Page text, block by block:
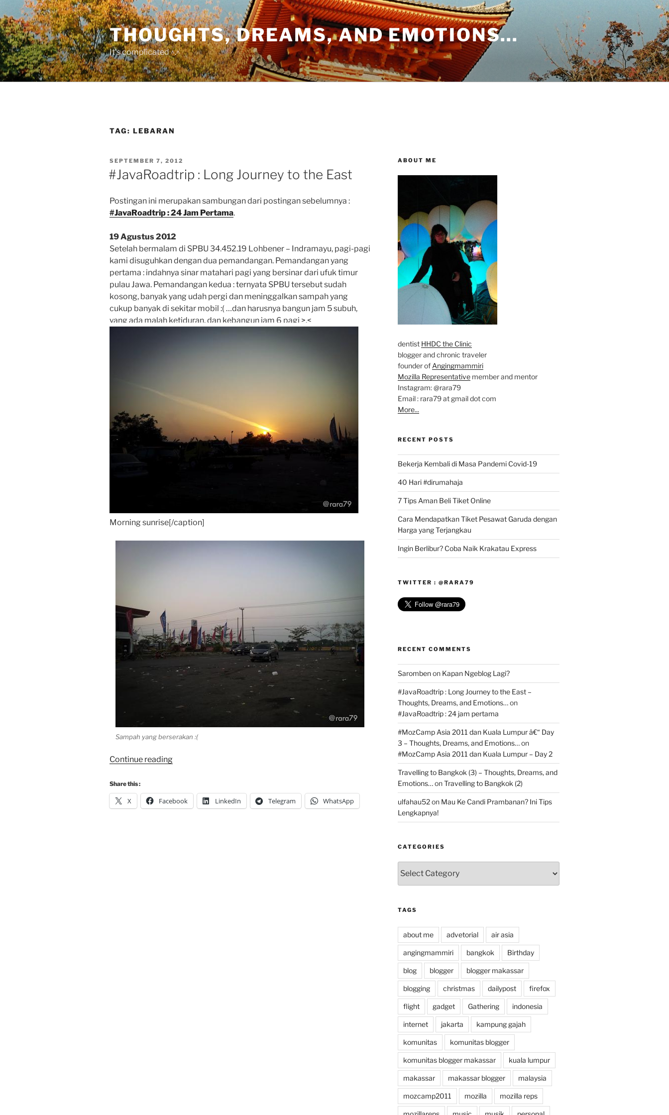
to
content
THOUGHTS, DREAMS, AND EMOTIONS…
It's complicated ^.^
TAG: LEBARAN
POSTED
ON
SEPTEMBER 7, 2012
#JavaRoadtrip : Long Journey to the East
Postingan ini merupakan sambungan dari postingan sebelumnya :
#JavaRoadtrip : 24 Jam Pertama.
19 Agustus 2012
Setelah bermalam di SPBU 34.452.19 Lohbener – Indramayu, pagi-pagi
kami disuguhkan dengan dua pemandangan. Pemandangan yang
pertama : indahnya sinar matahari pagi yang bersinar dari ufuk timur
pulau Jawa. Pemandangan kedua : ternyata SPBU tersebut sudah
kosong, banyak yang udah pergi dan meninggalkan sampah yang
cukup banyak di sekitar mobil :( …dan harusnya bangun jam 5 subuh,
yang ada malah ketiduran, dan kebangun jam 6 pagi >.<
Morning sunrise[/caption]
Sampah yang berserakan :(
Continue reading“#JavaRoadtrip
Journey
to
Share this :
X Facebook LinkedIn Telegram WhatsApp
ABOUT ME
dentist HHDC the Clinic
blogger and chronic traveler
founder of Angingmammiri
Mozilla Representativemember and mentor
Instagram: @rara79
Email : rara79 at gmail dot com
More...
RECENT POSTS
Bekerja Kembali di Masa Pandemi Covid-19
40 Hari #dirumahaja
7 Tips Aman Beli Tiket Online
Cara Mendapatkan Tiket Pesawat Garuda dengan
Harga yang Terjangkau
Ingin Berlibur? Coba Naik Krakatau Express
TWITTER : @RARA79
RECENT COMMENTS
Sarombenon Kapan Ngeblog Lagi?
#JavaRoadtrip : Long Journey to the East –
Thoughts, Dreams, and Emotions…on
#JavaRoadtrip : 24 jam pertama
#MozCamp Asia 2011 dan Kuala Lumpur â€“ Day
3 – Thoughts, Dreams, and Emotions…on
#MozCamp Asia 2011 dan Kuala Lumpur – Day 2
Travelling to Bangkok (3) – Thoughts, Dreams, and
Emotions…onTravelling to Bangkok (2)
ulfahau52on Mau Ke Candi Prambanan? Ini Tips
Lengkapnya!
CATEGORIES
TAGS
about me advetorial air asia
angingmammiri bangkok Birthday
blog blogger blogger makassar
blogging christmas dailypost firefox
flight gadget Gathering indonesia
internet jakarta kampung gajah
komunitas komunitas blogger
komunitas blogger makassar kuala lumpur
makassar makassar blogger malaysia
mozcamp2011 mozilla mozilla reps